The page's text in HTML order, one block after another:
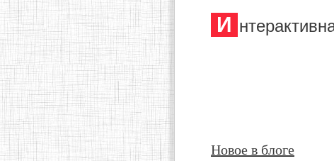
И
Новое в блоге